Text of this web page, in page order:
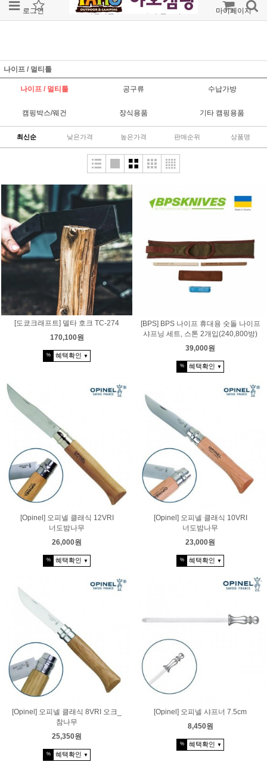
로그인 회원가입 주문조회 마이페이지
나이프 / 멀티툴
나이프 / 멀티툴 공구류 수납가방
캠핑박스/웨건 장식용품 기타 캠핑용품
최신순 낮은가격 높은가격 판매순위 상품명
[도쿄크래프트] 델타 호크 TC-274
170,100원
% 혜택확인 ▼
[BPS] BPS 나이프 휴대용 숫돌 나이프
샤프닝 세트, 스톤 2개입(240,800방)
39,000원
% 혜택확인 ▼
[Opinel] 오피넬 클래식 12VRI
너도밤나무
26,000원
% 혜택확인 ▼
[Opinel] 오피넬 클래식 10VRI
너도밤나무
23,000원
% 혜택확인 ▼
[Opinel] 오피넬 클래식 8VRI 오크_
참나무
25,350원
% 혜택확인 ▼
[Opinel] 오피넬 샤프너 7.5cm
8,450원
% 혜택확인 ▼